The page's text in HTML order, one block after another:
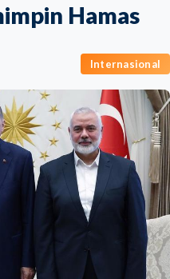
Hamas
Internasional